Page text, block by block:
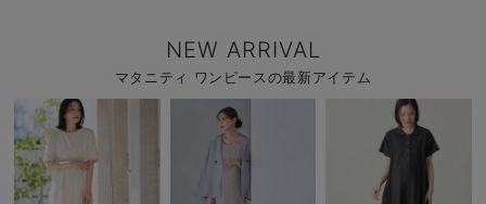
NEW ARRIVAL
マタニティ ワンピースの最新アイテム